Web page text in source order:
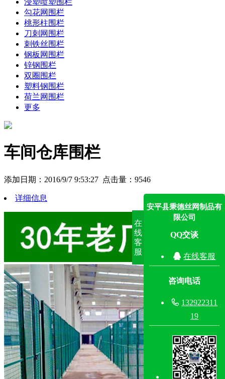
勾花网围栏
桃形柱围栏
刀刺网围栏
刺铁丝围栏
钢板网围栏
锌钢围栏
双圈围栏
塑料钢围栏
荷兰网围栏
更多
车间仓库围栏
添加日期：2016/9/7 9:53:27 点击量： 9546
详细信息
在
线
客
服
安平县秉德丝网制品有
限公司
QQ交谈
 在线客服
咨询电话
 132922311
19